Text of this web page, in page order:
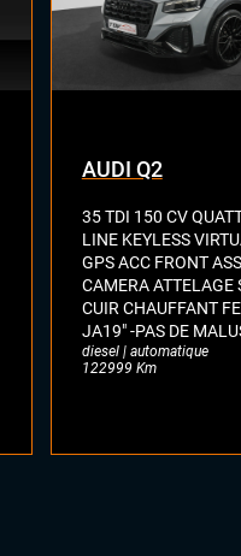
Caméra 360
Détection de fatigue
Détections de
Park Assist
arrière
Régulateur et limiteur
Side assist
AUDI Q2
35 TDI 150 CV
LINE KEYLESS
GPS ACC FRONT
CAMERA ATTELAGE
CUIR CHAUFFANT
JA19" -PAS DE
diesel | automatique
122999 Km